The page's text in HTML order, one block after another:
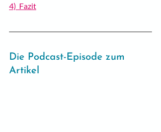
4)  Fazit
Die Podcast-Episode zum
Artikel